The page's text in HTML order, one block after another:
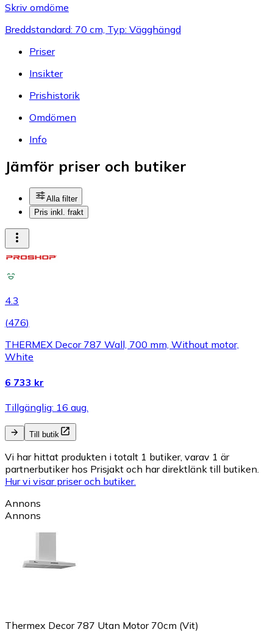
Skriv omdöme
Breddstandard: 70 cm, Typ: Vägghängd
Priser
Insikter
Prishistorik
Omdömen
Info
Jämför priser och butiker
Alla filter
Pris inkl. frakt
4.3
(476)
THERMEX Decor 787 Wall, 700 mm, Without motor,
White
6 733 kr
Tillgänglig: 16 aug.
Till butik
Vi har hittat produkten i totalt 1 butiker, varav 1 är
partnerbutiker hos Prisjakt och har direktlänk till butiken.
Hur vi visar priser och butiker.
Annons
Annons
Thermex Decor 787 Utan Motor 70cm (Vit)